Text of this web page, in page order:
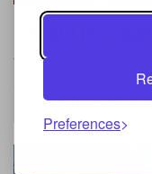
Preferences
Ghidul
Ti-ai propus ca in
sti cum sa iti petreci
muschii?Daca da,